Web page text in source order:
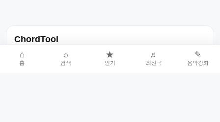
ChordTool
노래 가사, 곡 정보, 코드, 악보를 한곳에서 찾을 수 있는 음악 정보
서비스입니다.
⌂
홈
⌕
검색
★
인기
♬
최신곡
✎
음악강좌